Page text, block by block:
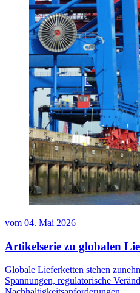
vom 04. Mai 2026
Artikelserie zu globalen
Globale Lieferketten stehen
Spannungen, regulatorische